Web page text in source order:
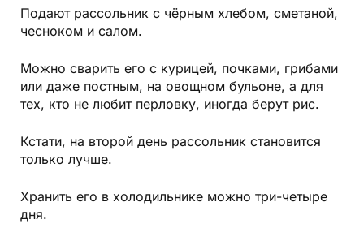
Подают рассольник с чёрным хлебом, сметаной,
чесноком и салом.
Можно сварить его с курицей, почками, грибами
или даже постным, на овощном бульоне, а для
тех, кто не любит перловку, иногда берут рис.
Кстати, на второй день рассольник становится
только лучше.
Хранить его в холодильнике можно три-четыре
дня.